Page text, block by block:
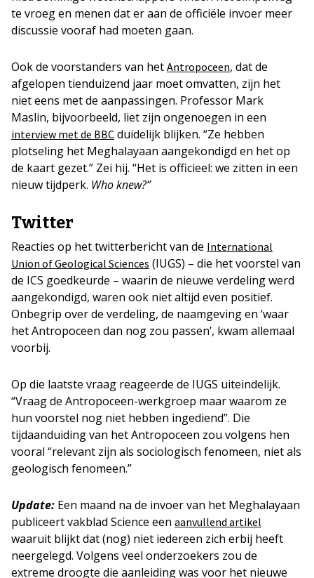
te vroeg en menen dat er aan de officiële invoer meer
discussie vooraf had moeten gaan.
Ook de voorstanders van het Antropoceen, dat de
afgelopen tienduizend jaar moet omvatten, zijn het
niet eens met de aanpassingen. Professor Mark
Maslin, bijvoorbeeld, liet zijn ongenoegen in een
interview met de BBC duidelijk blijken. “Ze hebben
plotseling het Meghalayaan aangekondigd en het op
de kaart gezet.” Zei hij. “Het is officieel: we zitten in een
nieuw tijdperk. Who knew?”
Twitter
Reacties op het twitterbericht van de International
Union of Geological Sciences (IUGS) – die het voorstel van
de ICS goedkeurde – waarin de nieuwe verdeling werd
aangekondigd, waren ook niet altijd even positief.
Onbegrip over de verdeling, de naamgeving en ‘waar
het Antropoceen dan nog zou passen’, kwam allemaal
voorbij.
Op die laatste vraag reageerde de IUGS uiteindelijk.
“Vraag de Antropoceen-werkgroep maar waarom ze
hun voorstel nog niet hebben ingediend”. Die
tijdaanduiding van het Antropoceen zou volgens hen
vooral “relevant zijn als sociologisch fenomeen, niet als
geologisch fenomeen.”
Update: Een maand na de invoer van het Meghalayaan
publiceert vakblad Science een aanvullend artikel
waaruit blijkt dat (nog) niet iedereen zich erbij heeft
neergelegd. Volgens veel onderzoekers zou de
extreme droogte die aanleiding was voor het nieuwe